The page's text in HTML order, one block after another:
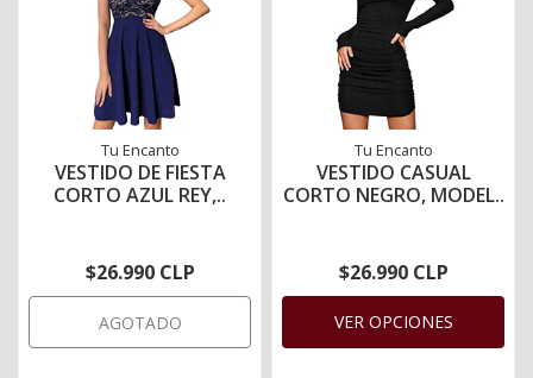
Tu Encanto
VESTIDO DE FIESTA
CORTO AZUL REY,..
$26.990 CLP
AGOTADO
Tu Encanto
VESTIDO CASUAL
CORTO NEGRO, MODEL..
$26.990 CLP
VER OPCIONES